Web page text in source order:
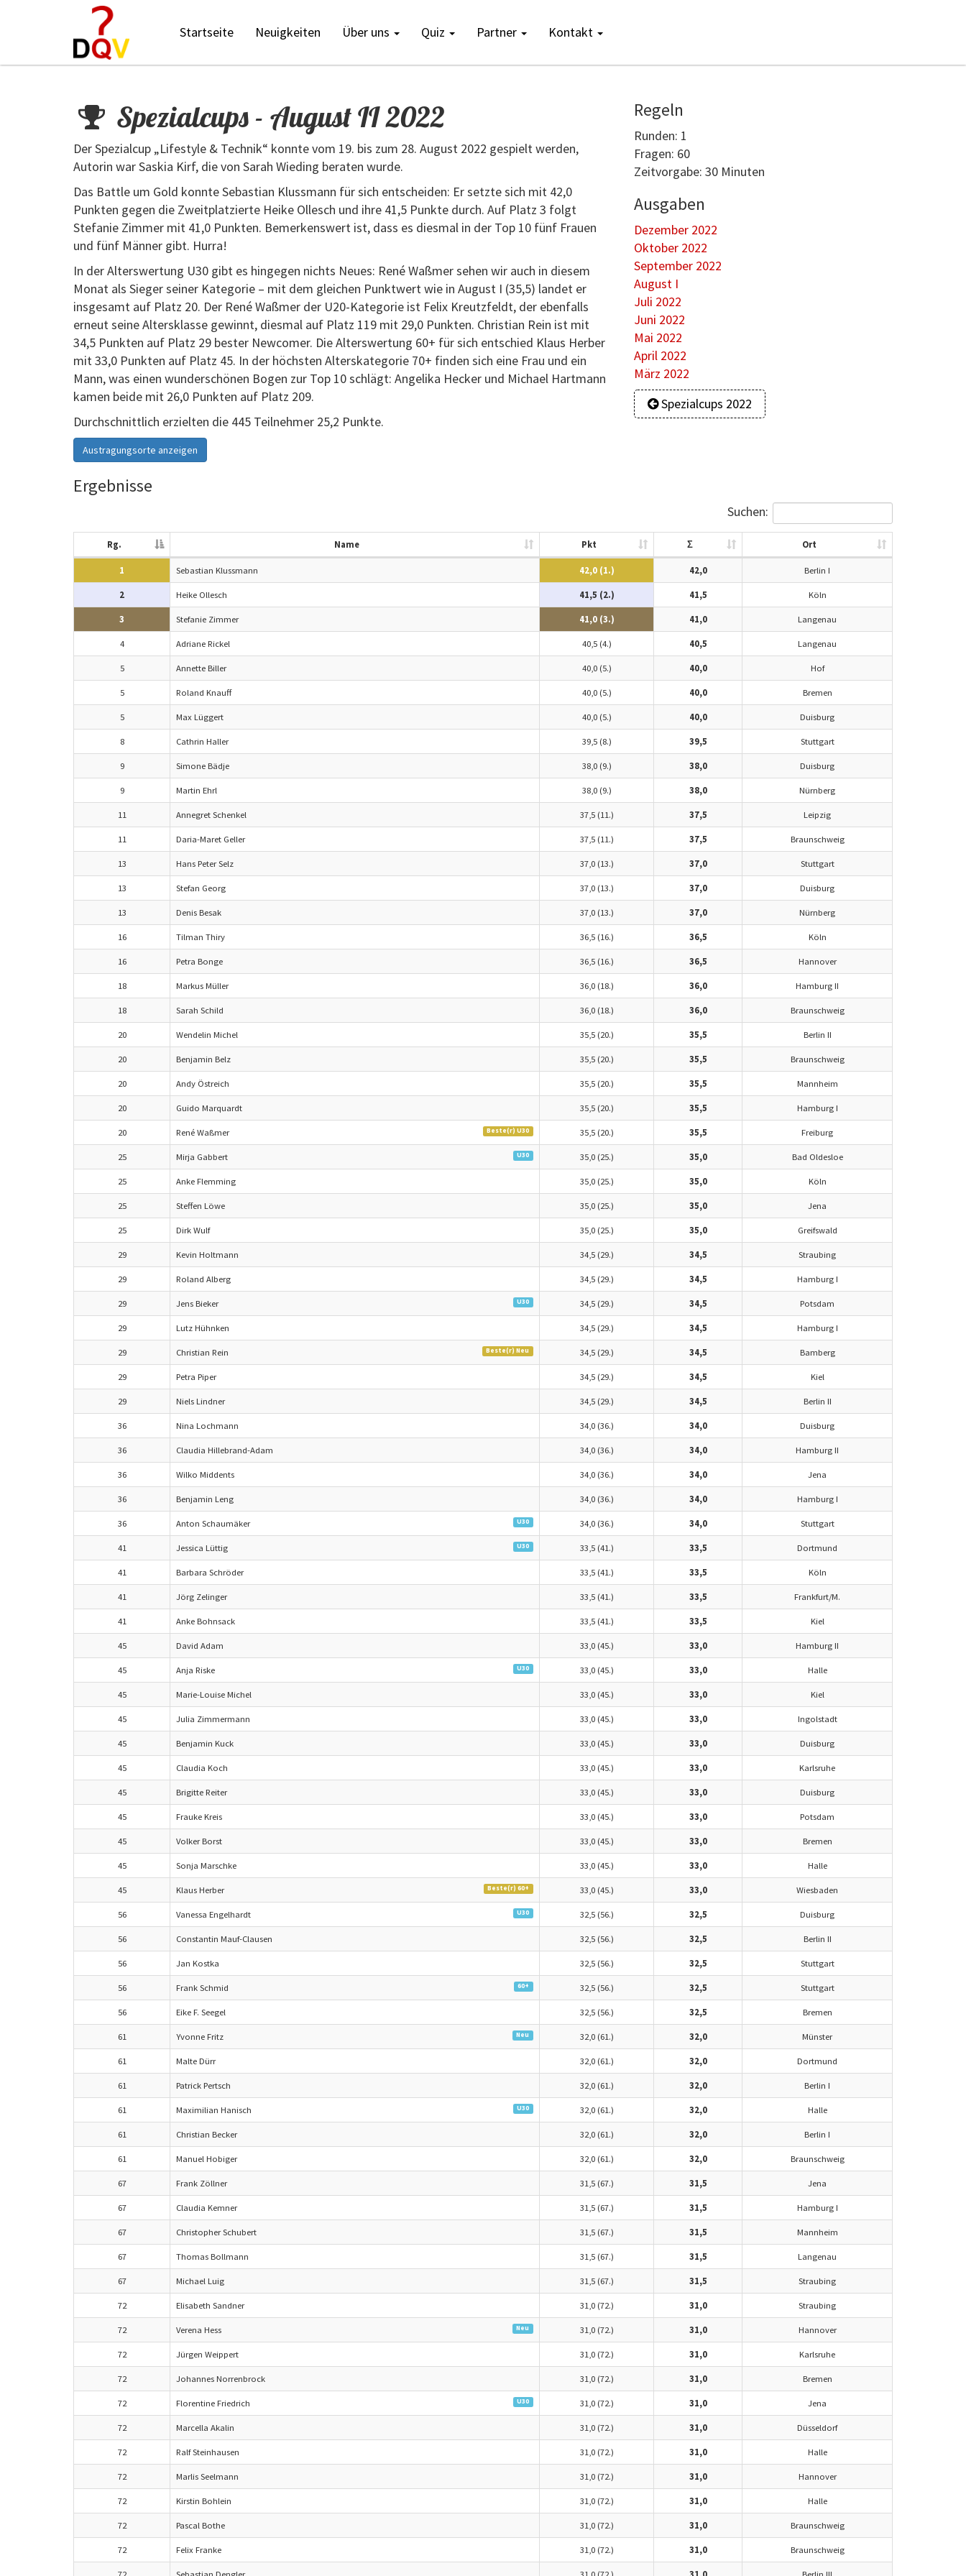
Startseite Neuigkeiten Über uns Quiz Partner Kontakt
Spezialcups - August II 2022
Der Spezialcup „Lifestyle & Technik“ konnte vom 19. bis zum 28. August 2022 gespielt werden,
Autorin war Saskia Kirf, die von Sarah Wieding beraten wurde.
Das Battle um Gold konnte Sebastian Klussmann für sich entscheiden: Er setzte sich mit 42,0
Punkten gegen die Zweitplatzierte Heike Ollesch und ihre 41,5 Punkte durch. Auf Platz 3 folgt
Stefanie Zimmer mit 41,0 Punkten. Bemerkenswert ist, dass es diesmal in der Top 10 fünf Frauen
und fünf Männer gibt. Hurra!
In der Alterswertung U30 gibt es hingegen nichts Neues: René Waßmer sehen wir auch in diesem
Monat als Sieger seiner Kategorie – mit dem gleichen Punktwert wie in August I (35,5) landet er
insgesamt auf Platz 20. Der René Waßmer der U20-Kategorie ist Felix Kreutzfeldt, der ebenfalls
erneut seine Altersklasse gewinnt, diesmal auf Platz 119 mit 29,0 Punkten. Christian Rein ist mit
34,5 Punkten auf Platz 29 bester Newcomer. Die Alterswertung 60+ für sich entschied Klaus Herber
mit 33,0 Punkten auf Platz 45. In der höchsten Alterskategorie 70+ finden sich eine Frau und ein
Mann, was einen wunderschönen Bogen zur Top 10 schlägt: Angelika Hecker und Michael Hartmann
kamen beide mit 26,0 Punkten auf Platz 209.
Durchschnittlich erzielten die 445 Teilnehmer 25,2 Punkte.
Austragungsorte anzeigen
Regeln
Runden: 1
Fragen: 60
Zeitvorgabe: 30 Minuten
Ausgaben
Dezember 2022
Oktober 2022
September 2022
August I
Juli 2022
Juni 2022
Mai 2022
April 2022
März 2022
Spezialcups 2022
Ergebnisse
Suchen:
Rg. Name Pkt Σ Ort
1 Sebastian Klussmann 42,0 (1.) 42,0 Berlin I
2 Heike Ollesch 41,5 (2.) 41,5 Köln
3 Stefanie Zimmer 41,0 (3.) 41,0 Langenau
4 Adriane Rickel 40,5 (4.) 40,5 Langenau
5 Annette Biller 40,0 (5.) 40,0 Hof
5 Roland Knauff 40,0 (5.) 40,0 Bremen
5 Max Lüggert 40,0 (5.) 40,0 Duisburg
8 Cathrin Haller 39,5 (8.) 39,5 Stuttgart
9 Simone Bädje 38,0 (9.) 38,0 Duisburg
9 Martin Ehrl 38,0 (9.) 38,0 Nürnberg
11 Annegret Schenkel 37,5 (11.) 37,5 Leipzig
11 Daria-Maret Geller 37,5 (11.) 37,5 Braunschweig
13 Hans Peter Selz 37,0 (13.) 37,0 Stuttgart
13 Stefan Georg 37,0 (13.) 37,0 Duisburg
13 Denis Besak 37,0 (13.) 37,0 Nürnberg
16 Tilman Thiry 36,5 (16.) 36,5 Köln
16 Petra Bonge 36,5 (16.) 36,5 Hannover
18 Markus Müller 36,0 (18.) 36,0 Hamburg II
18 Sarah Schild 36,0 (18.) 36,0 Braunschweig
20 Wendelin Michel 35,5 (20.) 35,5 Berlin II
20 Benjamin Belz 35,5 (20.) 35,5 Braunschweig
20 Andy Östreich 35,5 (20.) 35,5 Mannheim
20 Guido Marquardt 35,5 (20.) 35,5 Hamburg I
20 René Waßmer Beste(r) U30 35,5 (20.) 35,5 Freiburg
25 Mirja Gabbert U30 35,0 (25.) 35,0 Bad Oldesloe
25 Anke Flemming 35,0 (25.) 35,0 Köln
25 Steffen Löwe 35,0 (25.) 35,0 Jena
25 Dirk Wulf 35,0 (25.) 35,0 Greifswald
29 Kevin Holtmann 34,5 (29.) 34,5 Straubing
29 Roland Alberg 34,5 (29.) 34,5 Hamburg I
29 Jens Bieker U30 34,5 (29.) 34,5 Potsdam
29 Lutz Hühnken 34,5 (29.) 34,5 Hamburg I
29 Christian Rein Beste(r) Neu 34,5 (29.) 34,5 Bamberg
29 Petra Piper 34,5 (29.) 34,5 Kiel
29 Niels Lindner 34,5 (29.) 34,5 Berlin II
36 Nina Lochmann 34,0 (36.) 34,0 Duisburg
36 Claudia Hillebrand-Adam 34,0 (36.) 34,0 Hamburg II
36 Wilko Middents 34,0 (36.) 34,0 Jena
36 Benjamin Leng 34,0 (36.) 34,0 Hamburg I
36 Anton Schaumäker U30 34,0 (36.) 34,0 Stuttgart
41 Jessica Lüttig U30 33,5 (41.) 33,5 Dortmund
41 Barbara Schröder 33,5 (41.) 33,5 Köln
41 Jörg Zelinger 33,5 (41.) 33,5 Frankfurt/M.
41 Anke Bohnsack 33,5 (41.) 33,5 Kiel
45 David Adam 33,0 (45.) 33,0 Hamburg II
45 Anja Riske U30 33,0 (45.) 33,0 Halle
45 Marie-Louise Michel 33,0 (45.) 33,0 Kiel
45 Julia Zimmermann 33,0 (45.) 33,0 Ingolstadt
45 Benjamin Kuck 33,0 (45.) 33,0 Duisburg
45 Claudia Koch 33,0 (45.) 33,0 Karlsruhe
45 Brigitte Reiter 33,0 (45.) 33,0 Duisburg
45 Frauke Kreis 33,0 (45.) 33,0 Potsdam
45 Volker Borst 33,0 (45.) 33,0 Bremen
45 Sonja Marschke 33,0 (45.) 33,0 Halle
45 Klaus Herber Beste(r) 60+ 33,0 (45.) 33,0 Wiesbaden
56 Vanessa Engelhardt U30 32,5 (56.) 32,5 Duisburg
56 Constantin Mauf-Clausen 32,5 (56.) 32,5 Berlin II
56 Jan Kostka 32,5 (56.) 32,5 Stuttgart
56 Frank Schmid 60+ 32,5 (56.) 32,5 Stuttgart
56 Eike F. Seegel 32,5 (56.) 32,5 Bremen
61 Yvonne Fritz Neu 32,0 (61.) 32,0 Münster
61 Malte Dürr 32,0 (61.) 32,0 Dortmund
61 Patrick Pertsch 32,0 (61.) 32,0 Berlin I
61 Maximilian Hanisch U30 32,0 (61.) 32,0 Halle
61 Christian Becker 32,0 (61.) 32,0 Berlin I
61 Manuel Hobiger 32,0 (61.) 32,0 Braunschweig
67 Frank Zöllner 31,5 (67.) 31,5 Jena
67 Claudia Kemner 31,5 (67.) 31,5 Hamburg I
67 Christopher Schubert 31,5 (67.) 31,5 Mannheim
67 Thomas Bollmann 31,5 (67.) 31,5 Langenau
67 Michael Luig 31,5 (67.) 31,5 Straubing
72 Elisabeth Sandner 31,0 (72.) 31,0 Straubing
72 Verena Hess Neu 31,0 (72.) 31,0 Hannover
72 Jürgen Weippert 31,0 (72.) 31,0 Karlsruhe
72 Johannes Norrenbrock 31,0 (72.) 31,0 Bremen
72 Florentine Friedrich U30 31,0 (72.) 31,0 Jena
72 Marcella Akalin 31,0 (72.) 31,0 Düsseldorf
72 Ralf Steinhausen 31,0 (72.) 31,0 Halle
72 Marlis Seelmann 31,0 (72.) 31,0 Hannover
72 Kirstin Bohlein 31,0 (72.) 31,0 Halle
72 Pascal Bothe 31,0 (72.) 31,0 Braunschweig
72 Felix Franke 31,0 (72.) 31,0 Braunschweig